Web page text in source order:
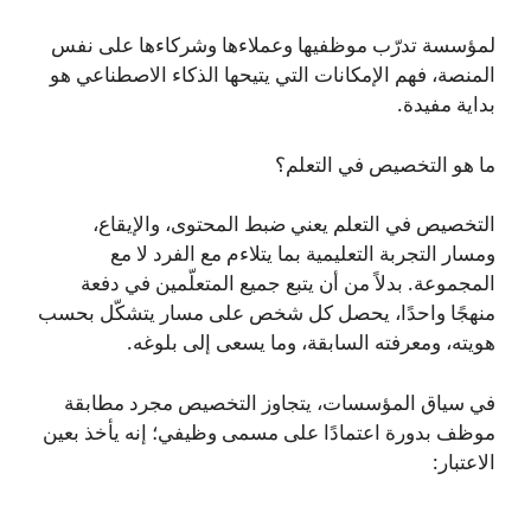
لمؤسسة تدرّب موظفيها وعملاءها وشركاءها على نفس
المنصة، فهم الإمكانات التي يتيحها الذكاء الاصطناعي هو
بداية مفيدة.
ما هو التخصيص في التعلم؟
التخصيص في التعلم يعني ضبط المحتوى، والإيقاع،
ومسار التجربة التعليمية بما يتلاءم مع الفرد لا مع
المجموعة. بدلاً من أن يتبع جميع المتعلّمين في دفعة
منهجًا واحدًا، يحصل كل شخص على مسار يتشكّل بحسب
هويته، ومعرفته السابقة، وما يسعى إلى بلوغه.
في سياق المؤسسات، يتجاوز التخصيص مجرد مطابقة
موظف بدورة اعتمادًا على مسمى وظيفي؛ إنه يأخذ بعين
الاعتبار: